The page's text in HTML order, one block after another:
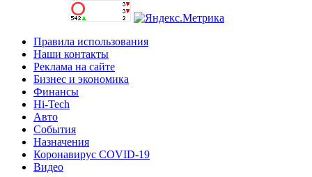
Правила использования
Наши контакты
Реклама на сайте
Бизнес и экономика
Финансы
Hi-Tech
Авто
События
Назначения
Коронавирус COVID-19
Видео